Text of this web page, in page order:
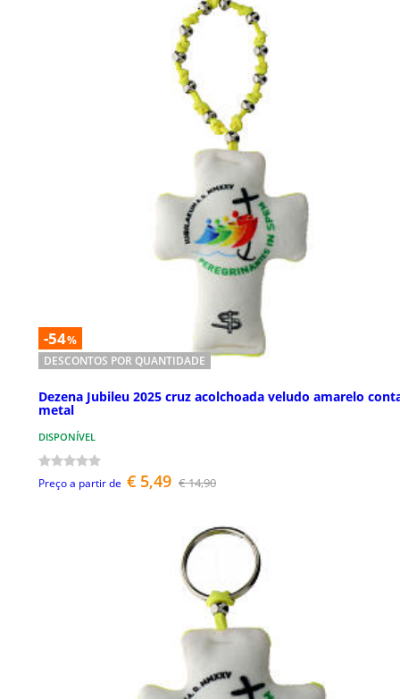
-54%
DESCONTOS POR QUANTIDADE
Dezena Jubileu 2025 cruz acolchoada veludo amarelo
metal
DISPONÍVEL
Preço a partir de € 5,49 € 14,90